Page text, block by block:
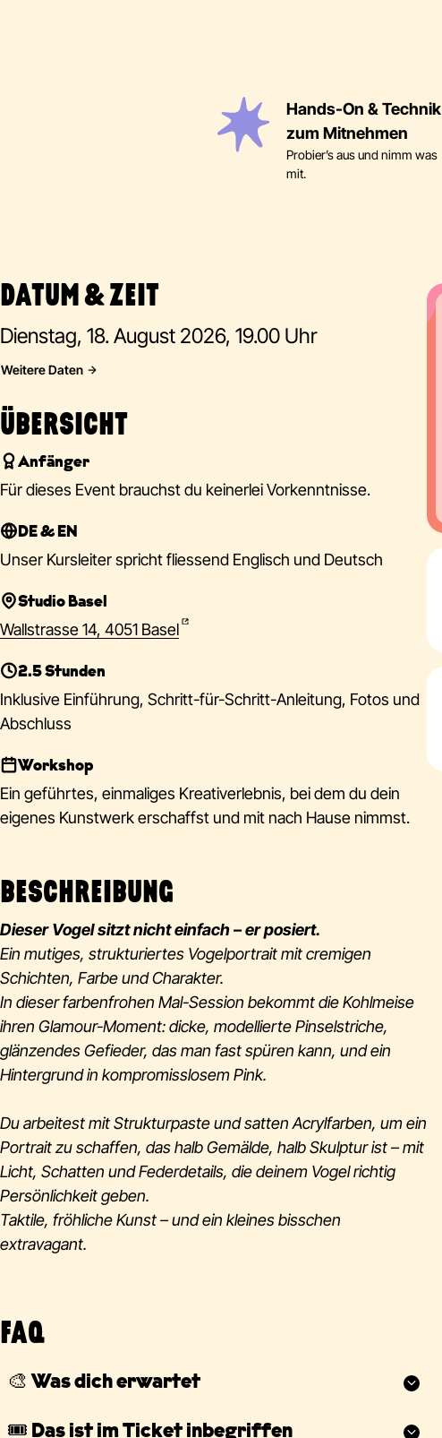
Hands-On & Technik
zum Mitnehmen
Probier’s aus und nimm was
mit.
DATUM & ZEIT
Dienstag, 18. August 2026, 19.00 Uhr
Weitere Daten
ÜBERSICHT
Anfänger
Für dieses Event brauchst du keinerlei Vorkenntnisse.
DE & EN
Unser Kursleiter spricht fliessend Englisch und Deutsch
Studio Basel
Wallstrasse 14, 4051 Basel
2.5 Stunden
Inklusive Einführung, Schritt-für-Schritt-Anleitung, Fotos und
Abschluss
Workshop
Ein geführtes, einmaliges Kreativerlebnis, bei dem du dein
eigenes Kunstwerk erschaffst und mit nach Hause nimmst.
BESCHREIBUNG
Dieser Vogel sitzt nicht einfach – er posiert.
Ein mutiges, strukturiertes Vogelportrait mit cremigen
Schichten, Farbe und Charakter.
In dieser farbenfrohen Mal-Session bekommt die Kohlmeise
ihren Glamour-Moment: dicke, modellierte Pinselstriche,
glänzendes Gefieder, das man fast spüren kann, und ein
Hintergrund in kompromisslosem Pink.
Du arbeitest mit Strukturpaste und satten Acrylfarben, um ein
Portrait zu schaffen, das halb Gemälde, halb Skulptur ist – mit
Licht, Schatten und Federdetails, die deinem Vogel richtig
Persönlichkeit geben.
Taktile, fröhliche Kunst – und ein kleines bisschen
extravagant.
FAQ
🎨 Was dich erwartet
Wir empfehlen dir,10–15 Minuten vor Beginn
🎟️ Das ist im Ticket inbegriffen